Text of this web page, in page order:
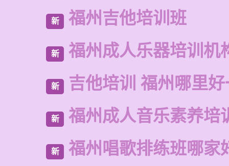
新 福州吉他培训班
新 福州成人乐器培训机
新 吉他培训 福州哪里
新 福州成人音乐素养培
新 福州唱歌排练班哪家